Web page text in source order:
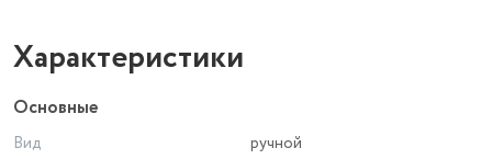
Характеристики
Основные
Вид
ручной